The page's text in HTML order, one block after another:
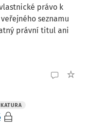
právo k
seznamu
právní titul ani